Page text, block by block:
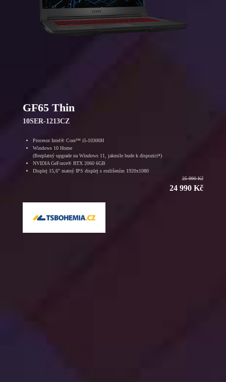
GF65 Thin
10SER-1213CZ
Procesor Intel® Core™ i5-10300H
Windows 10 Home
(Bezplatný upgrade na Windows 11, jakmile bude k dispozici*)
NVIDIA GeForce® RTX 2060 6GB
Displej 15,6" matný IPS displej s rozlišením 1920x1080
25 990 Kč
24 990 Kč